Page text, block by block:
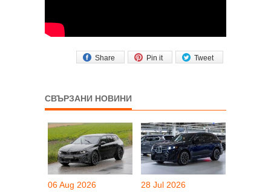
Tweet
Pin it
Share
СВЪРЗАНИ НОВИНИ
06 Aug 2026
28 Jul 2026